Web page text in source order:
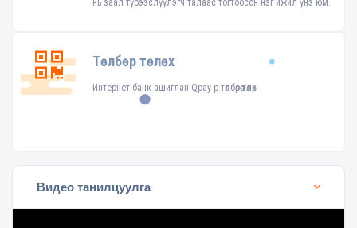
нь заал түрээслүүлэгч талаас тогтоосон нэг ижил үнэ юм.
Төлбөр төлөх
Интернет банк ашиглан Qpay-р төлбөрөө төлөх
Видео танилцуулга